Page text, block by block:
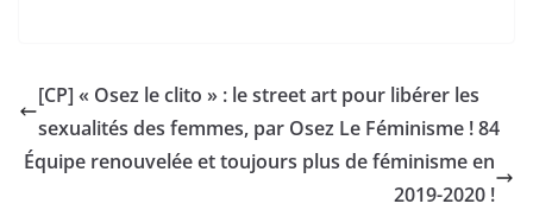
[CP] « Osez le clito » : le street art pour libérer les
sexualités des femmes, par Osez Le Féminisme ! 84
Équipe renouvelée et toujours plus de féminisme en
2019-2020 !